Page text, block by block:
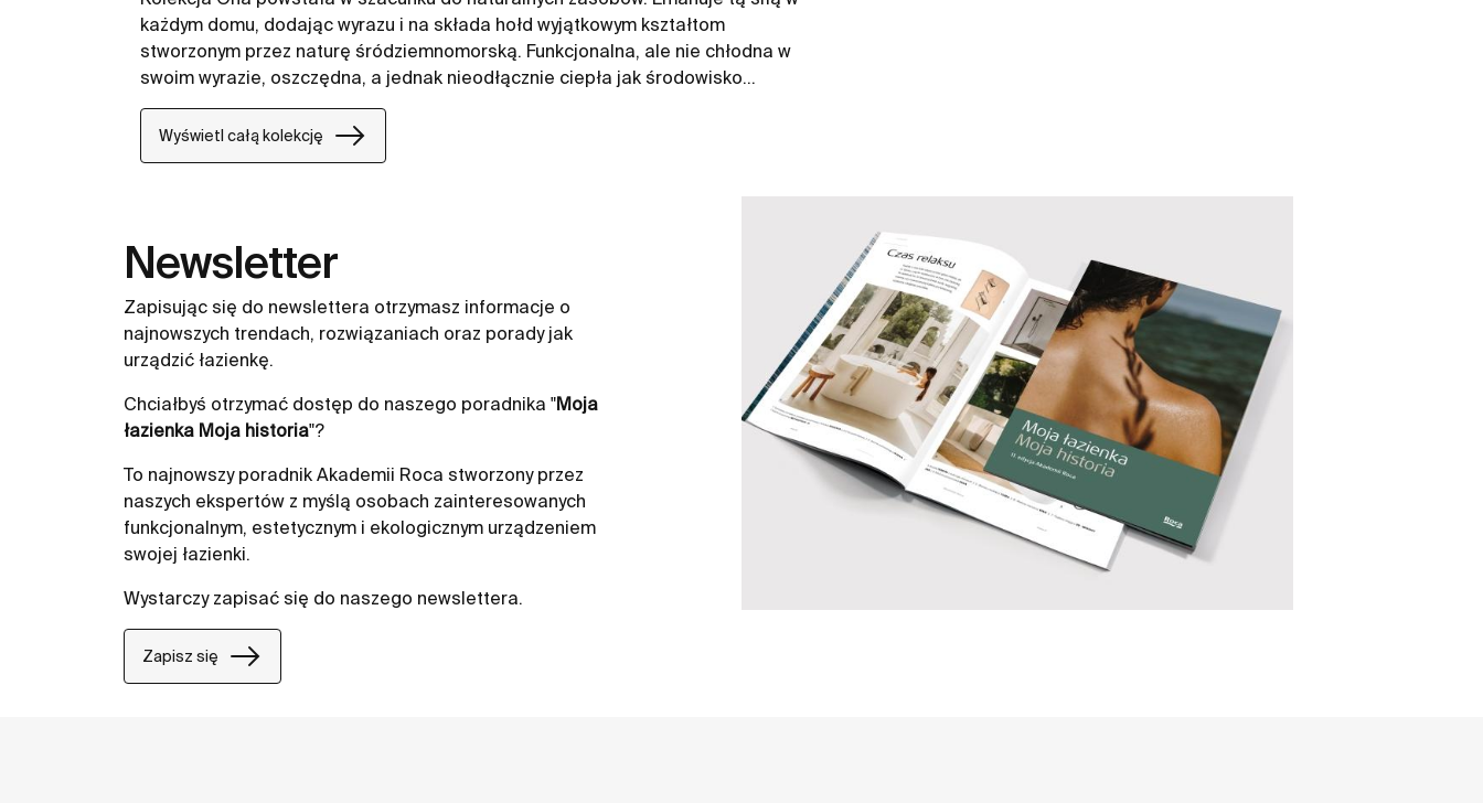
każdym domu, dodając wyrazu i na składa hołd wyjątkowym kształtom
stworzonym przez naturę śródziemnomorską. Funkcjonalna, ale nie chłodna w
swoim wyrazie, oszczędna, a jednak nieodłącznie ciepła jak środowisko
naturalne, stworzona przez tych, którzy czerpią z siły spokojnych krajobrazów.
Wyświetl całą kolekcję
Newsletter
Zapisując się do newslettera otrzymasz informacje o
najnowszych trendach, rozwiązaniach oraz porady jak
urządzić łazienkę.
Chciałbyś otrzymać dostęp do naszego poradnika "Moja
łazienka Moja historia"?
To najnowszy poradnik Akademii Roca stworzony przez
naszych ekspertów z myślą osobach zainteresowanych
funkcjonalnym, estetycznym i ekologicznym urządzeniem
swojej łazienki.
Wystarczy zapisać się do naszego newslettera.
Zapisz się